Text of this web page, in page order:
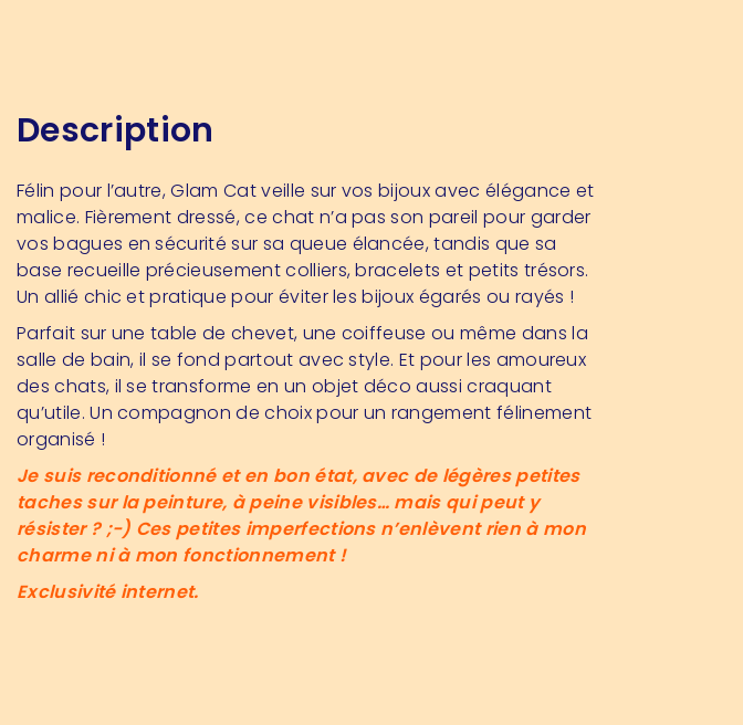
Description
Félin pour l’autre, Glam Cat veille sur vos bijoux avec élégance et
malice. Fièrement dressé, ce chat n’a pas son pareil pour garder
vos bagues en sécurité sur sa queue élancée, tandis que sa
base recueille précieusement colliers, bracelets et petits trésors.
Un allié chic et pratique pour éviter les bijoux égarés ou rayés !
Parfait sur une table de chevet, une coiffeuse ou même dans la
salle de bain, il se fond partout avec style. Et pour les amoureux
des chats, il se transforme en un objet déco aussi craquant
qu’utile. Un compagnon de choix pour un rangement félinement
organisé !
Je suis reconditionné et en bon état, avec de légères petites
taches sur la peinture, à peine visibles… mais qui peut y
résister ? ;-) Ces petites imperfections n’enlèvent rien à mon
charme ni à mon fonctionnement !
Exclusivité internet.